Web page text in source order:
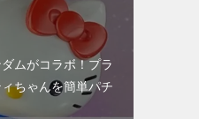
ムがコラボ！プラ
ちゃんを簡単パチ